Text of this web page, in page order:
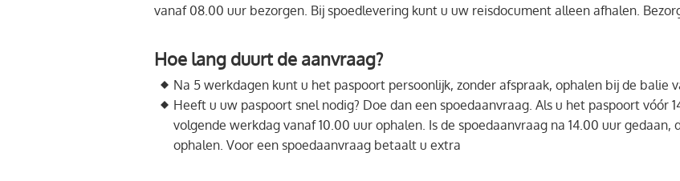
vanaf 08.00 uur bezorgen. Bij spoedlevering kunt u uw reisdocument alleen afhalen.
Hoe lang duurt de aanvraag?
Na 5 werkdagen kunt u het paspoort persoonlijk, zonder afspraak, ophalen bij de balie
Heeft u uw paspoort snel nodig? Doe dan een spoedaanvraag. Als u het paspoort vóór
volgende werkdag vanaf 10.00 uur ophalen. Is de spoedaanvraag na 14.00 uur
ophalen. Voor een spoedaanvraag betaalt u extra